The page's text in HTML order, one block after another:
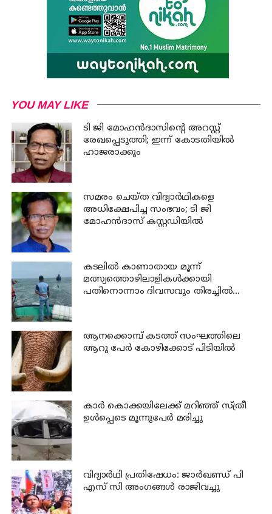
YOU MAY LIKE
ടി ജി മോഹന്‍ദാസിന്റെ അറസ്റ്റ്
രേഖപ്പെടുത്തി; ഇന്ന് കോടതിയില്‍
ഹാജരാക്കും
സമരം ചെയ്ത വിദ്യാര്‍ഥികളെ
അധിക്ഷേപിച്ച സംഭവം; ടി ജി
മോഹന്‍ദാസ് കസ്റ്റഡിയിൽ
കടലില്‍ കാണാതായ മൂന്ന്
മത്സ്യത്തൊഴിലാളികള്‍ക്കായി
പതിനൊന്നാം ദിവസവും തിരച്ചില്‍
ആനക്കൊമ്പ് കടത്ത് സംഘത്തിലെ
ആറു പേര്‍ കോഴിക്കോട് പിടിയില്‍
കാര്‍ കൊക്കയിലേക്ക് മറിഞ്ഞ് സ്ത്രീ
ഉള്‍പ്പെടെ മൂന്നുപേര്‍ മരിച്ചു
വിദ്യാര്‍ഥി പ്രതിഷേധം: ജാര്‍ഖണ്ഡ് പി
എസ് സി അംഗങ്ങള്‍ രാജിവച്ചു